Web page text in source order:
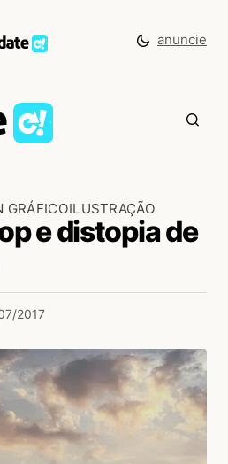
anuncie
GRÁFICOILUSTRAÇÃO
e distopia de
2017